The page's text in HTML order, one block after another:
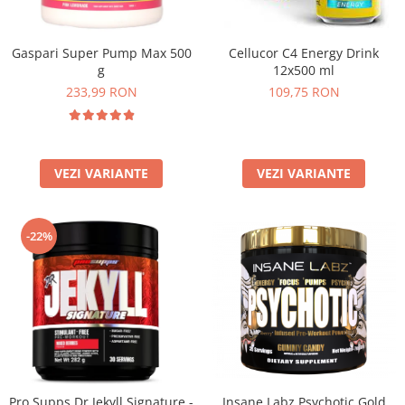
Vitamine bărbați / femei
Îngrijire personală
Insulated
JNX Sports
Kevin Levrone
Muscle Pharm
Muscletech
Naughty Boy
Neocell
Nordic Naturals
NOW Foods
Nutrend
Nutrex
Olimp Sport Nutrition
Optimum Nutrition
Gaspari Super Pump Max 500
g
233,99 RON
VEZI VARIANTE
Cellucor C4 Energy Drink
12x500 ml
109,75 RON
VEZI VARIANTE
-22%